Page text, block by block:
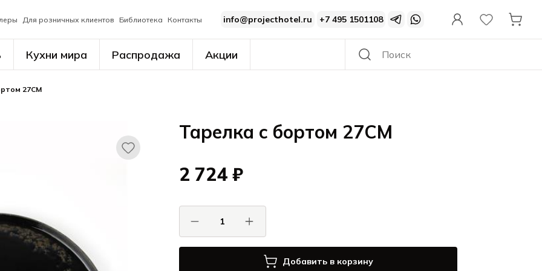
Для розничных клиентов Библиотека Контакты info@projecthotel.ru +7 495 1501108
Кухни мира Распродажа Акции
27CM
Тарелка с бортом 27CM
2 724 ₽
Добавить в корзину